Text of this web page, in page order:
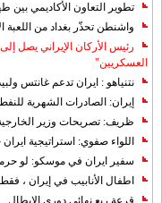
تطوير التعاون الأكاديمي
واشنطن تحذّر بغداد من اللعبة
رئيس الأركان الإيراني يصل
العسكريين"
نتنياهو : ايران تدعم غانتس
إيران: الصادرات الشهریة للنفط والمكثفات
ظريف: تصريحات وزير الخارجية
اللواء صفوي: استراتيجية
سفير ايران في موسكو: لو حرمت
اطفال الأنابيب في إيران ،